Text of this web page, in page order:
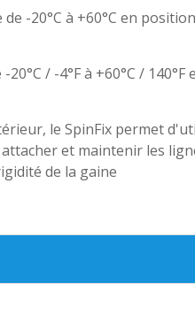
-20°C à +60°C en position
/ -4°F à +60°C / 140°F
le SpinFix permet
et maintenir les
de la gaine